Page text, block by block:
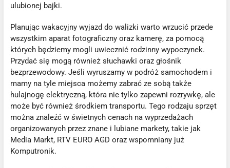
ulubionej bajki.
Planując wakacyjny wyjazd do walizki warto wrzucić przede
wszystkim aparat fotograficzny oraz kamerę, za pomocą
których będziemy mogli uwiecznić rodzinny wypoczynek.
Przydać się mogą również słuchawki oraz głośnik
bezprzewodowy. Jeśli wyruszamy w podróż samochodem i
mamy na tyle miejsca możemy zabrać ze sobą także
hulajnogę elektryczną, która nie tylko zapewni rozrywkę, ale
może być również środkiem transportu. Tego rodzaju sprzęt
można znaleźć w świetnych cenach na wyprzedażach
organizowanych przez znane i lubiane markety, takie jak
Media Markt, RTV EURO AGD oraz wspomniany już
Komputronik.